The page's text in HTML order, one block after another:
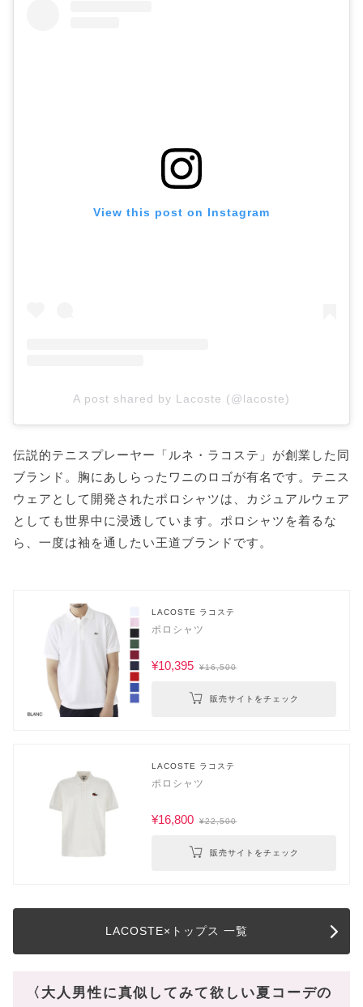
View this post on Instagram
A post shared by Lacoste (@lacoste)
伝説的テニスプレーヤー「ルネ・ラコステ」が創業した同
ブランド。胸にあしらったワニのロゴが有名です。テニス
ウェアとして開発されたポロシャツは、カジュアルウェア
としても世界中に浸透しています。ポロシャツを着るな
ら、一度は袖を通したい王道ブランドです。
LACOSTE ラコステ
ポロシャツ
¥10,395 ¥16,500
販売サイトをチェック
LACOSTE ラコステ
ポロシャツ
¥16,800 ¥22,500
販売サイトをチェック
LACOSTE×トップス 一覧
〈大人男性に真似してみて欲しい夏コーデの